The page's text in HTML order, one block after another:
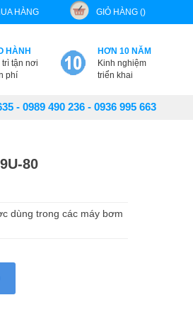
HÀNG GIỎ HÀNG ()
HÀNH
trì tận nơi
phí
HƠN 10 NĂM
Kinh nghiệm
triển khai
- 0989 490 236 - 0936 995 663
80
dùng trong các máy bơm